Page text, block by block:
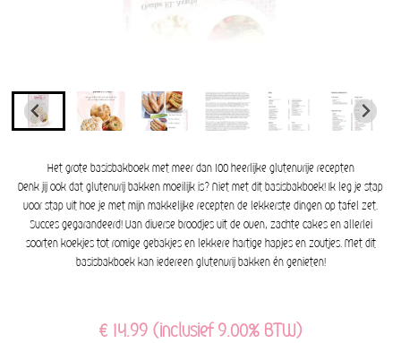
Het grote basisbakboek met meer dan 100 heerlijke glutenvrije recepten
Denk jij ook dat glutenvrij bakken moeilijk is? Niet met dit basisbakboek! Ik leg je stap
voor stap uit hoe je met mijn makkelijke recepten de lekkerste dingen op tafel zet.
Succes gegarandeerd! Van diverse broodjes uit de oven, zachte cakes en allerlei
soorten koekjes tot romige gebakjes en lekkere hartige hapjes en zoutjes. Met dit
basisbakboek kan iedereen glutenvrij bakken én genieten!
€ 14.99 (inclusief 9.00% BTW)